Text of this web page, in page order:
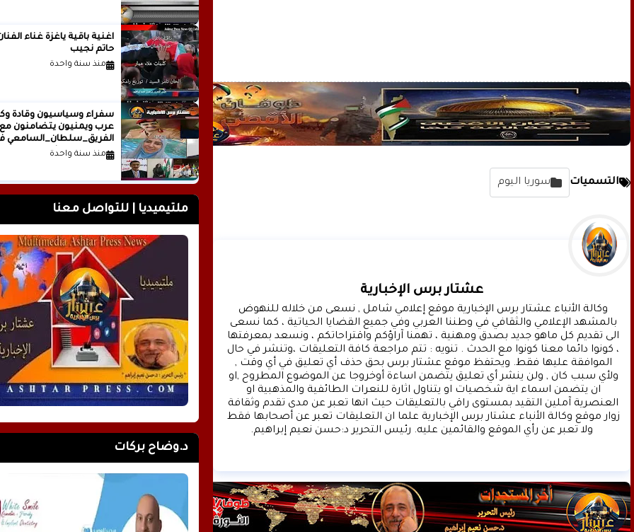
التسميات سوريا اليوم
عشتار برس الإخبارية
ولا تعبر عن رأي الموقع والقائمين عليه. رئيس التحرير د:حسن نعيم إبراهيم.
اغنية باقية ياغزة غناء
حاتم نجيب
منذ سنة واحدة
سفراء وسياسيون وقادة
عرب ويمنيون يتضامنون مع
الفريق_سلطان_السامعي
وجه حملة التشويه.. تقرير
منذ سنة واحدة
ملتيميديا | للتواصل معنا
د.وضاح بركات